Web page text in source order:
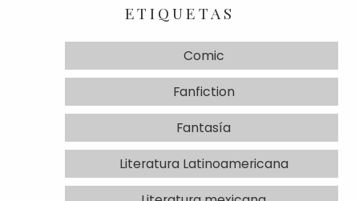
ETIQUETAS
Comic
Fanfiction
Fantasía
Literatura Latinoamericana